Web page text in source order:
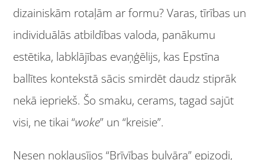
dizainiskām rotaļām ar formu? Varas, tīrības un
individuālās atbildības valoda, panākumu
estētika, labklājības evaņģēlijs, kas Epstīna
ballītes kontekstā sācis smirdēt daudz stiprāk
nekā iepriekš. Šo smaku, cerams, tagad sajūt
visi, ne tikai “woke” un “kreisie”.
Nesen noklausījos“Brīvības bulvāra” epizodi,